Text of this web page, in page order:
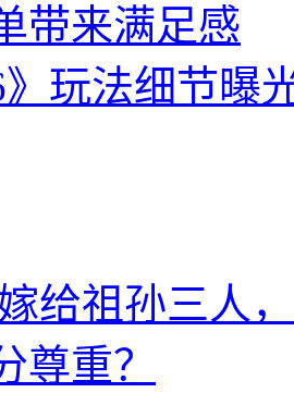
带来满足感
》玩法细节
给祖孙三人
尊重？